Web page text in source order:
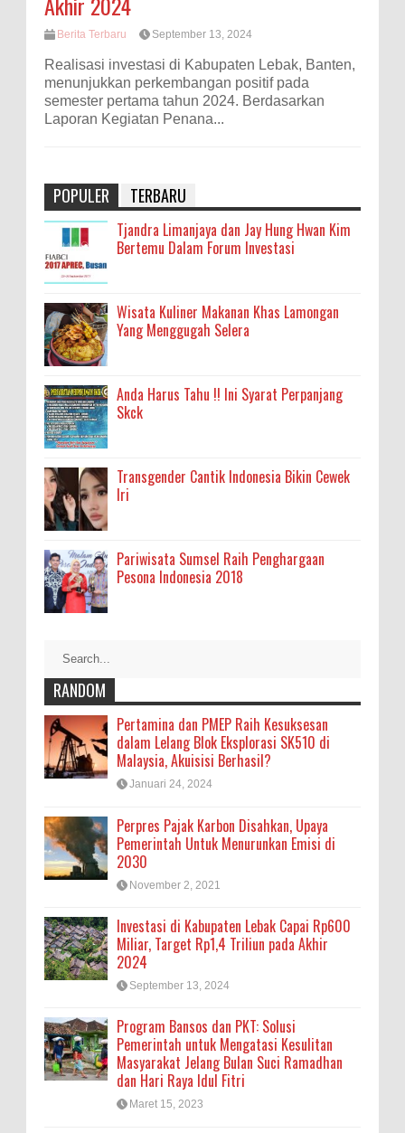
Berita Terbaru September 13, 2024
Realisasi investasi di Kabupaten Lebak, Banten,
menunjukkan perkembangan positif pada
semester pertama tahun 2024. Berdasarkan
Laporan Kegiatan Penana...
POPULER TERBARU
Tjandra Limanjaya dan Jay Hung Hwan Kim
Bertemu Dalam Forum Investasi
Wisata Kuliner Makanan Khas Lamongan
Yang Menggugah Selera
Anda Harus Tahu !! Ini Syarat Perpanjang
Skck
Transgender Cantik Indonesia Bikin Cewek
Iri
Pariwisata Sumsel Raih Penghargaan
Pesona Indonesia 2018
RANDOM
Pertamina dan PMEP Raih Kesuksesan
dalam Lelang Blok Eksplorasi SK510 di
Malaysia, Akuisisi Berhasil?
Januari 24, 2024
Perpres Pajak Karbon Disahkan, Upaya
Pemerintah Untuk Menurunkan Emisi di
2030
November 2, 2021
Investasi di Kabupaten Lebak Capai Rp600
Miliar, Target Rp1,4 Triliun pada Akhir
2024
September 13, 2024
Program Bansos dan PKT: Solusi
Pemerintah untuk Mengatasi Kesulitan
Masyarakat Jelang Bulan Suci Ramadhan
dan Hari Raya Idul Fitri
Maret 15, 2023